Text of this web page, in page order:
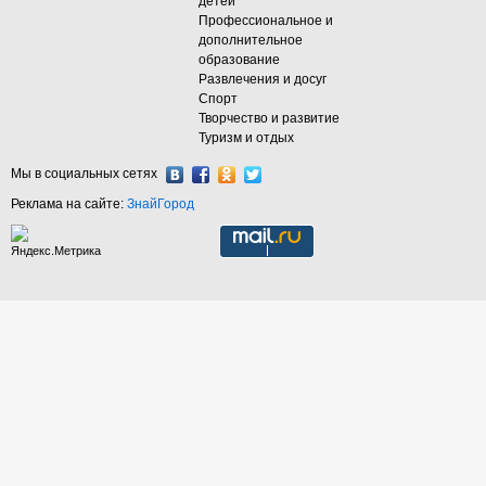
Профессиональное и
дополнительное
образование
Развлечения и досуг
Спорт
Творчество и развитие
Туризм и отдых
Мы в социальных сетях
Реклама на сайте: ЗнайГород